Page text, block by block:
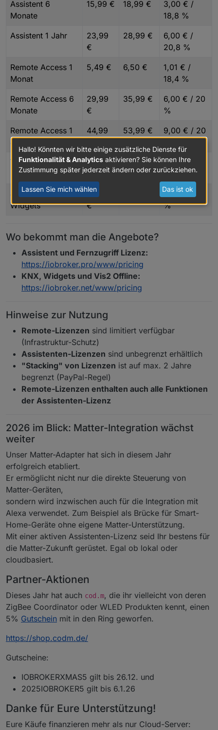
Assistent 6
Monate
15,99 € 18,99 €
3,00 € /
18,8 %
Assistent 1 Jahr
23,99
€
28,99 €
6,00 € /
20,8 %
Remote Access 1
Monat
5,49 € 6,50 €
1,01 € /
18,4 %
Remote Access 6
Monate
29,99
€
35,99 €
6,00 € / 20
%
Remote Access 1
Jahr
44,99
53,99 €
9,00 € / 20
Vis2 Offline
Lizenz
35,40
€
40,00 €
4,59 € / 13
%
Jaeger-Design
Widgets
50,00
€
5,00 € / 10
%
Wo bekommt man die Angebote?
Assistent und Fernzugriff Lizenz:
https://iobroker.pro/www/pricing
KNX, Widgets und Vis2 Offline:
https://iobroker.net/www/pricing
Hinweise zur Nutzung
Remote-Lizenzen sind limitiert verfügbar
(Infrastruktur-Schutz)
Assistenten-Lizenzen sind unbegrenzt erhältlich
"Stacking" von Lizenzen ist auf max. 2 Jahre
begrenzt (PayPal-Regel)
Remote-Lizenzen enthalten auch alle Funktionen
der Assistenten-Lizenz
2026 im Blick: Matter-Integration wächst
weiter
Unser Matter-Adapter hat sich in diesem Jahr
erfolgreich etabliert.
Er ermöglicht nicht nur die direkte Steuerung von
Matter-Geräten,
sondern wird inzwischen auch für die Integration mit
Alexa verwendet. Zum Beispiel als Brücke für Smart-
Home-Geräte ohne eigene Matter-Unterstützung.
Mit einer aktiven Assistenten-Lizenz seid Ihr bestens für
die Matter-Zukunft gerüstet. Egal ob lokal oder
cloudbasiert.
Partner-Aktionen
Dieses Jahr hat auch cod.m, die ihr vielleicht von deren
ZigBee Coordinator oder WLED Produkten kennt, einen
5% Gutschein mit in den Ring geworfen.
https://shop.codm.de/
Gutscheine:
IOBROKERXMAS5 gilt bis 26.12. und
2025IOBROKER5 gilt bis 6.1.26
Danke für Eure Unterstützung!
Eure Käufe finanzieren mehr als nur Cloud-Server:
Hallo! Könnten wir bitte einige zusätzliche Dienste für
Funktionalität & Analytics aktivieren? Sie können Ihre
Zustimmung später jederzeit ändern oder zurückziehen.
Lassen Sie mich wählen Das ist ok